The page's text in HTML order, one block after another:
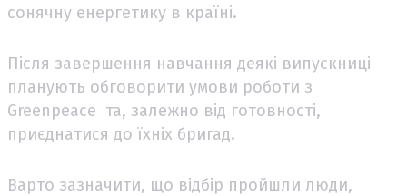
сонячну енергетику в країні.
Після завершення навчання деякі випускниці
планують обговорити умови роботи з
Greenpeace та, залежно від готовності,
приєднатися до їхніх бригад.
Варто зазначити, що відбір пройшли люди,